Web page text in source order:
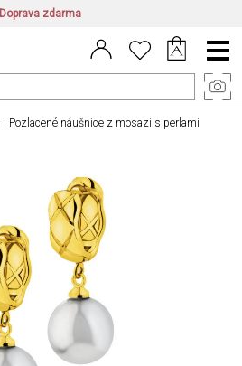
Doprava zdarma
CZ/CZK | EN/EUR PL/PLN
Main
Menu
Pozlacené náušnice z mosazi s perlami